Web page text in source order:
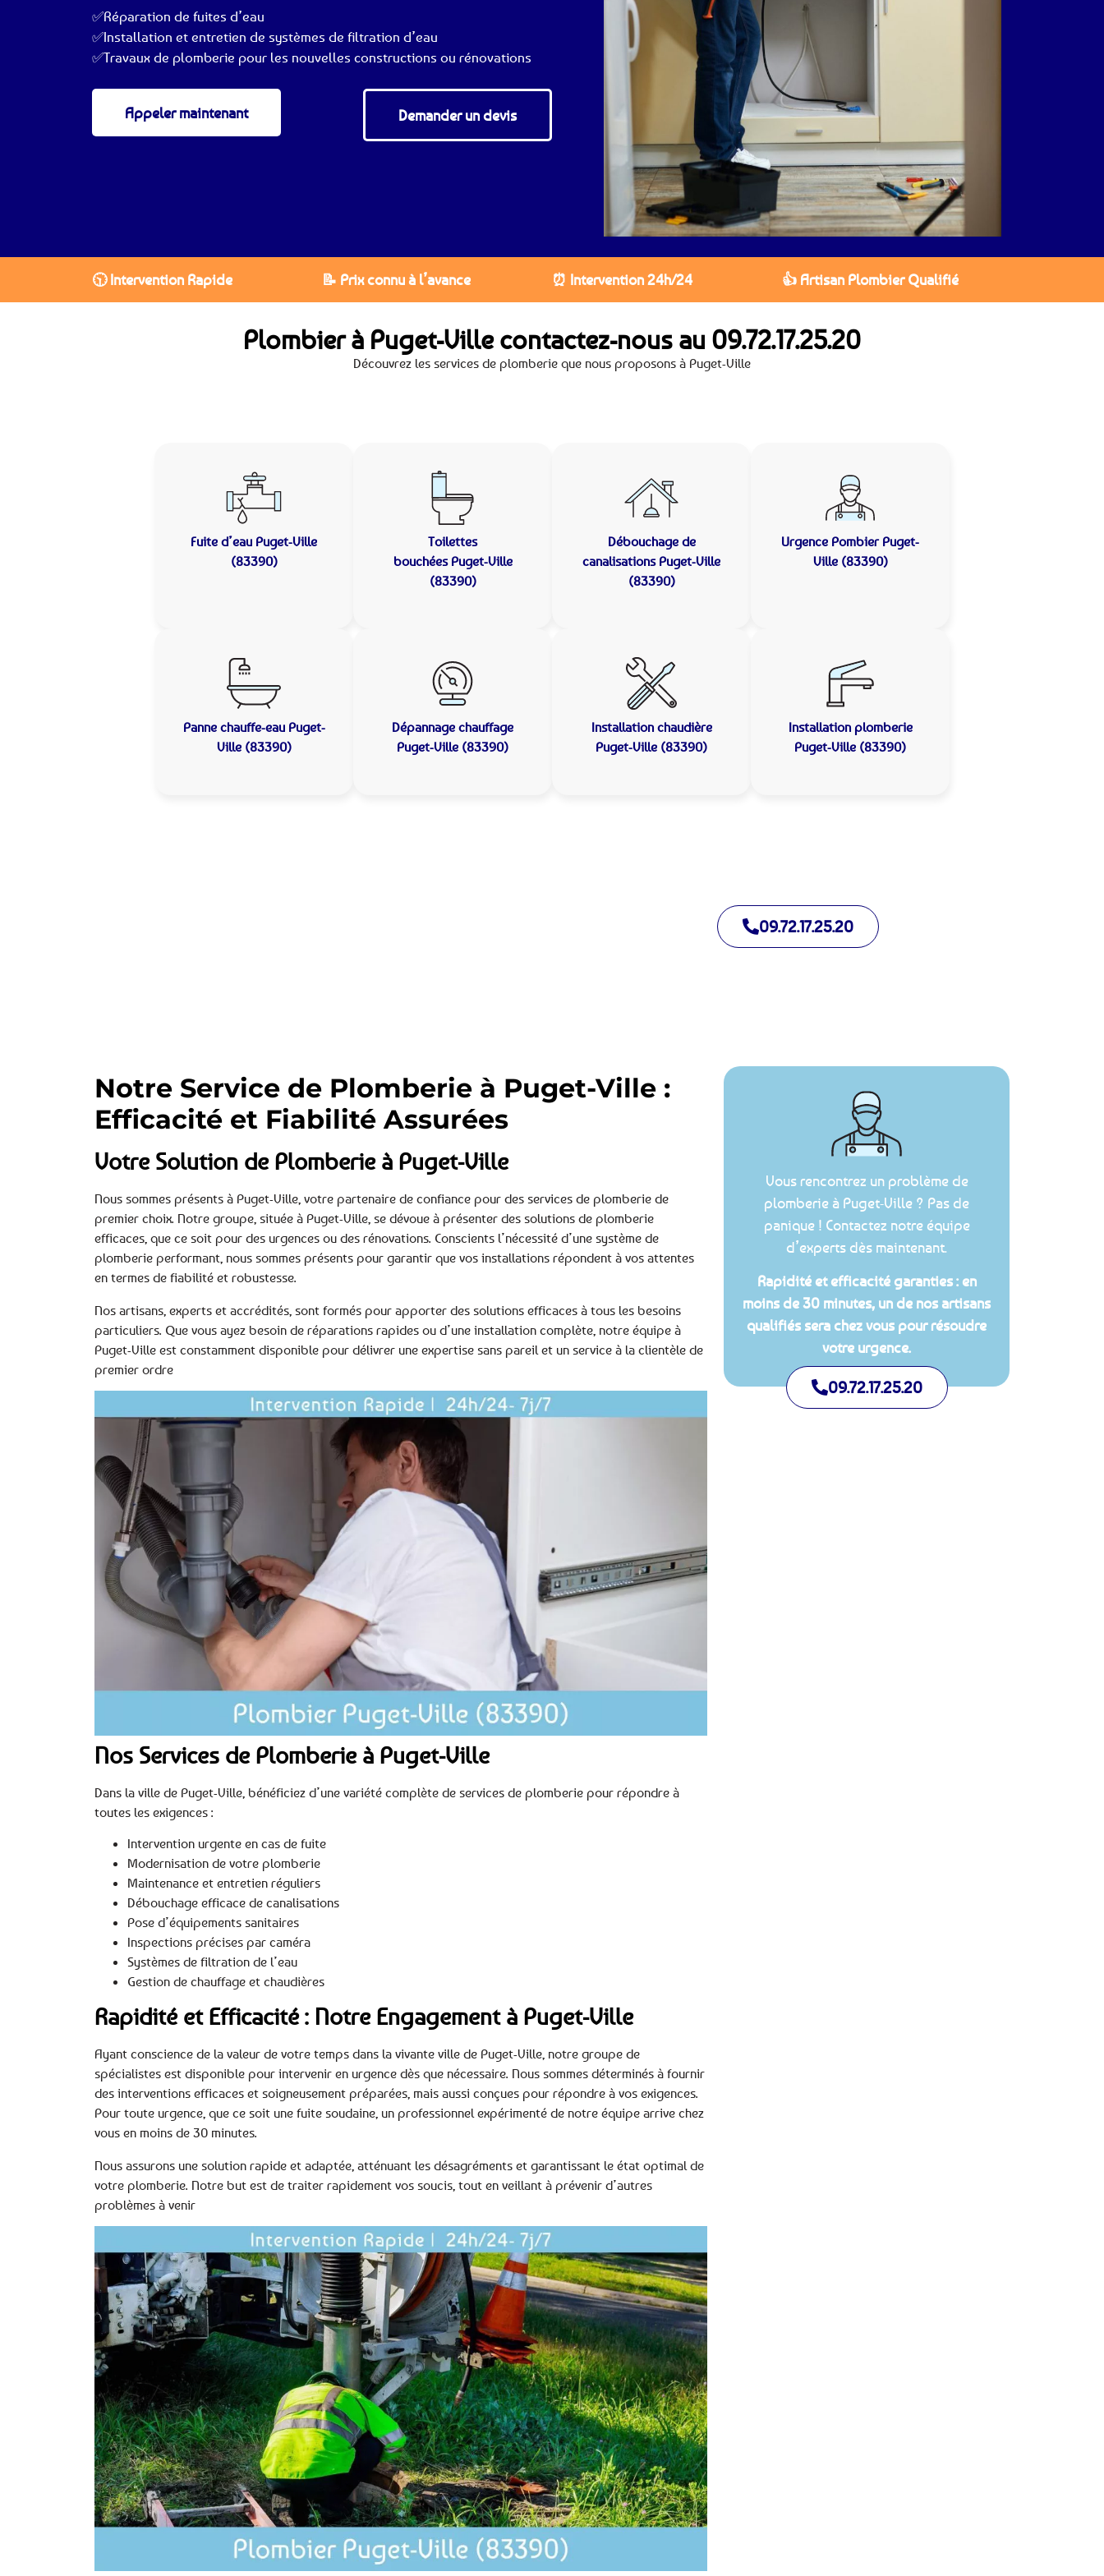
✅Réparation de fuites d’eau
✅Installation et entretien de systèmes de filtration d’eau
✅Travaux de plomberie pour les nouvelles constructions ou rénovations
Appeler maintenant Demander un devis
🕥 Intervention Rapide 📝 Prix connu à l’avance ⏰ Intervention 24h/24 👍 Artisan Plombier Qualifié
Plombier à Puget-Ville contactez-nous au 09.72.17.25.20
Découvrez les services de plomberie que nous proposons à Puget-Ville
Fuite d’eau Puget-Ville
(83390)
Toilettes
bouchées Puget-Ville
(83390)
Débouchage de
canalisations Puget-Ville
(83390)
Urgence Pombier Puget-
Ville (83390)
Panne chauffe-eau Puget-
Ville (83390)
Dépannage chauffage
Puget-Ville (83390)
Installation chaudière
Puget-Ville (83390)
Installation plomberie
Puget-Ville (83390)
09.72.17.25.20
Notre Service de Plomberie à Puget-Ville :
Efficacité et Fiabilité Assurées
Votre Solution de Plomberie à Puget-Ville
Nous sommes présents à Puget-Ville, votre partenaire de confiance pour des services de plomberie de
premier choix. Notre groupe, située à Puget-Ville, se dévoue à présenter des solutions de plomberie
efficaces, que ce soit pour des urgences ou des rénovations. Conscients l’nécessité d’une système de
plomberie performant, nous sommes présents pour garantir que vos installations répondent à vos attentes
en termes de fiabilité et robustesse.
Nos artisans, experts et accrédités, sont formés pour apporter des solutions efficaces à tous les besoins
particuliers. Que vous ayez besoin de réparations rapides ou d’une installation complète, notre équipe à
Puget-Ville est constamment disponible pour délivrer une expertise sans pareil et un service à la clientèle de
premier ordre
Nos Services de Plomberie à Puget-Ville
Dans la ville de Puget-Ville, bénéficiez d’une variété complète de services de plomberie pour répondre à
toutes les exigences :
Intervention urgente en cas de fuite
Modernisation de votre plomberie
Maintenance et entretien réguliers
Débouchage efficace de canalisations
Pose d’équipements sanitaires
Inspections précises par caméra
Systèmes de filtration de l’eau
Gestion de chauffage et chaudières
Rapidité et Efficacité : Notre Engagement à Puget-Ville
Ayant conscience de la valeur de votre temps dans la vivante ville de Puget-Ville, notre groupe de
spécialistes est disponible pour intervenir en urgence dès que nécessaire. Nous sommes déterminés à fournir
des interventions efficaces et soigneusement préparées, mais aussi conçues pour répondre à vos exigences.
Pour toute urgence, que ce soit une fuite soudaine, un professionnel expérimenté de notre équipe arrive chez
vous en moins de 30 minutes.
Nous assurons une solution rapide et adaptée, atténuant les désagréments et garantissant le état optimal de
votre plomberie. Notre but est de traiter rapidement vos soucis, tout en veillant à prévenir d’autres
problèmes à venir
Vous rencontrez un problème de
plomberie à Puget-Ville ? Pas de
panique ! Contactez notre équipe
d’experts dès maintenant.
Rapidité et efficacité garanties : en
moins de 30 minutes, un de nos artisans
qualifiés sera chez vous pour résoudre
votre urgence.
09.72.17.25.20